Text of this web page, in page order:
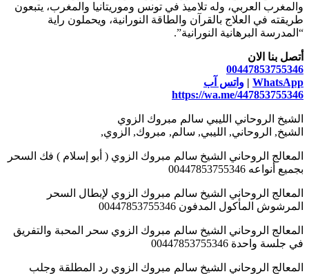
والمغرب العربي، وله تلاميذ في تونس وموريتانيا والمغرب، يتبعون
طريقته في العلاج بالقرآن والطاقة النورانية، ويحملون راية
“المدرسة البرهانية النورانية”.
أتصل بنا الان
00447853755346
WhatsApp
| واتس آب
https://wa.me/447853755346
الشيخ الروحاني الليبي سالم مبروك الزوي
الشيخ, الروحاني, الليبي, سالم, مبروك, الزوي,
المعالج الروحاني الشيخ سالم مبروك الزوي ( أبو إسلام ) فك السحر
بجميع أنواعه 00447853755346
المعالج الروحاني الشيخ سالم مبروك الزوي لإبطال السحر
المرشوش المأكول المدفون 00447853755346
المعالج الروحاني الشيخ سالم مبروك الزوي سحر المحبة والتفريق
في جلسة واحدة 00447853755346
المعالج الروحاني الشيخ سالم مبروك الزوي رد المطلقة وجلب